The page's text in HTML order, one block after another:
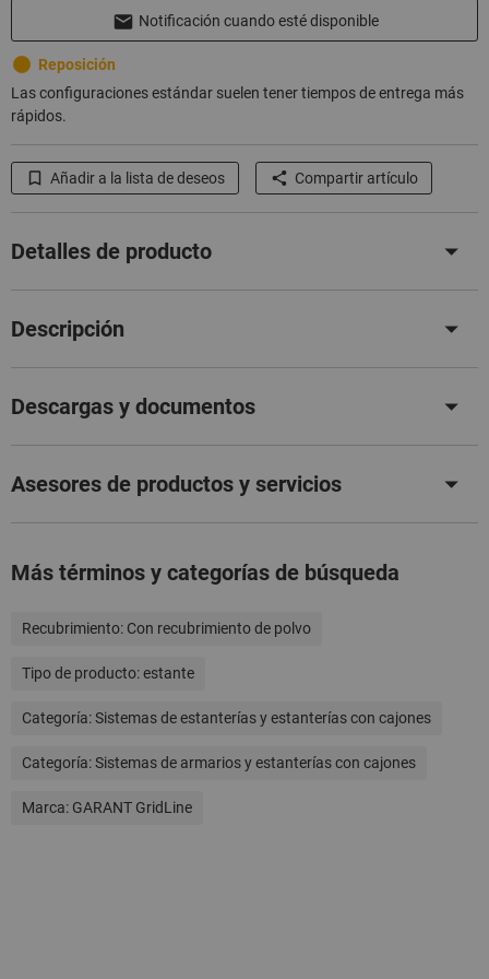
Notificación cuando esté disponible
Reposición
Las configuraciones estándar suelen tener tiempos de entrega más
rápidos.
Añadir a la lista de deseos Compartir artículo
Detalles de producto
Descripción
Descargas y documentos
Asesores de productos y servicios
Más términos y categorías de búsqueda
Recubrimiento: Con recubrimiento de polvo
Tipo de producto:estante
Categoría:Sistemas de estanterías y estanterías con cajones
Categoría:Sistemas de armarios y estanterías con cajones
Marca: GARANT GridLine